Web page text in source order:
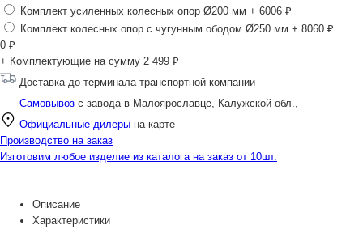
Комплект усиленных колесных опор Ø200 мм + 6006 ₽
Комплект колесных опор с чугунным ободом Ø250 мм + 8060 ₽
0 ₽
+ Комплектующие на сумму 2 499 ₽
Доставка до терминала транспортной компании
Самовывоз с завода в Малоярославце, Калужской обл.,
Официальные дилеры на карте
Производство на заказ
Изготовим любое изделие из каталога на заказ от 10шт.
Описание
Характеристики